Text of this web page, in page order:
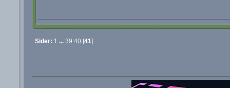
Sider: 1 ... 39 40 [41]